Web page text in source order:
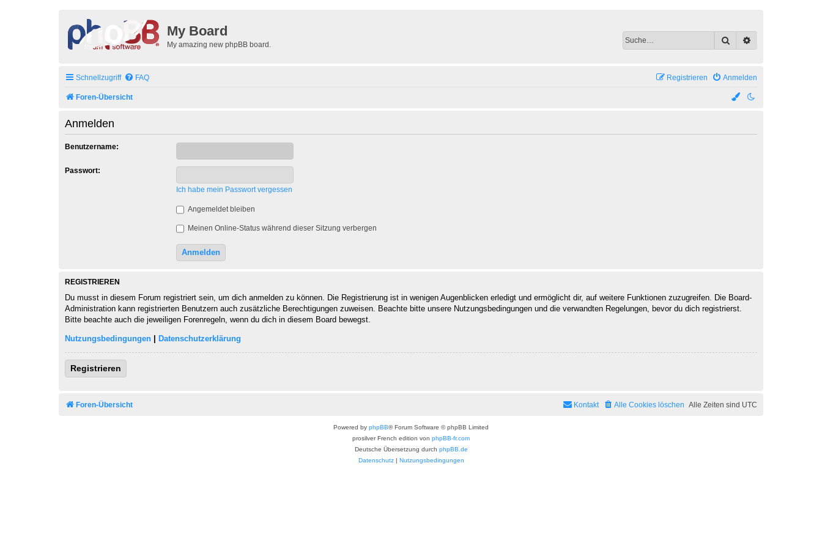
My Board
My amazing new phpBB board. Suche
Schnellzugriff FAQ Anmelden
Registrieren
Foren-Übersicht
Anmelden
Benutzername:
Passwort:
Ich habe mein Passwort vergessen
Angemeldet bleiben
Meinen Online-Status während dieser Sitzung verbergen
REGISTRIEREN
Du musst in diesem Forum registriert sein, um dich anmelden zu können. Die Registrierung ist in wenigen Augenblicken erledigt und ermöglicht dir, auf weitere Funktionen zuzugreifen. Die Board-
Administration kann registrierten Benutzern auch zusätzliche Berechtigungen zuweisen. Beachte bitte unsere Nutzungsbedingungen und die verwandten Regelungen, bevor du dich registrierst.
Bitte beachte auch die jeweiligen Forenregeln, wenn du dich in diesem Board bewegst.
Nutzungsbedingungen Datenschutzerklärung
Registrieren
Foren-Übersicht Alle Zeiten sind UTC
Alle Cookies löschen
Kontakt
Powered by phpBB® Forum Software © phpBB Limited
prosilver French edition von phpBB-fr.com
Deutsche Übersetzung durch phpBB.de
Datenschutz| Nutzungsbedingungen